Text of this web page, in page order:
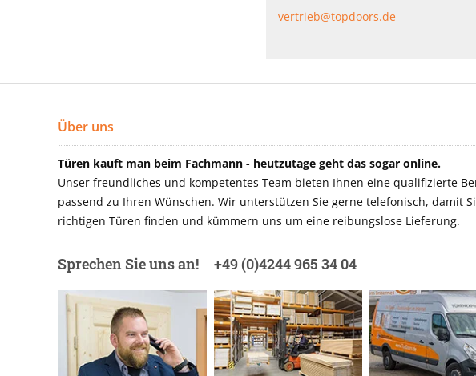
vertrieb@topdoors.de
Über uns
Türen kauft man beim Fachmann - heutzutage geht das sogar online.
Unser freundliches und kompetentes Team bieten Ihnen eine qualifizierte
passend zu Ihren Wünschen. Wir unterstützen Sie gerne telefonisch, damit
richtigen Türen finden und kümmern uns um eine reibungslose Lieferung.
Sprechen Sie uns an! +49 (0)4244 965 34 04